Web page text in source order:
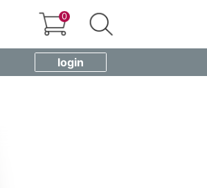
0
login